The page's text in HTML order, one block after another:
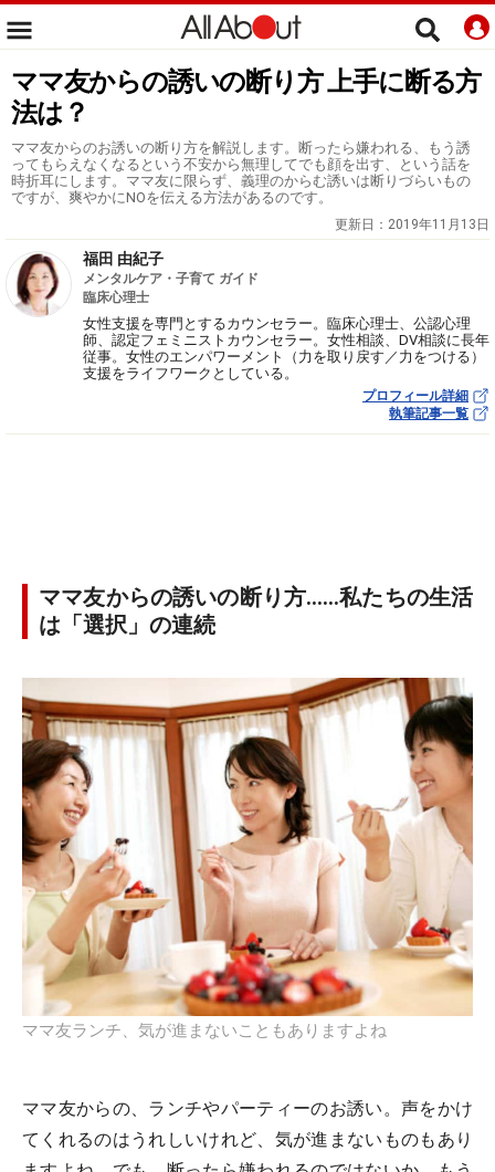
ママ友からの誘いの断り方 上手に断る方
法は？
ママ友からのお誘いの断り方を解説します。断ったら嫌われる、もう誘
ってもらえなくなるという不安から無理してでも顔を出す、という話を
時折耳にします。ママ友に限らず、義理のからむ誘いは断りづらいもの
ですが、爽やかにNOを伝える方法があるのです。
更新日： 2019年11月13日
福田 由紀子
メンタルケア・子育て ガイド
臨床心理士
女性支援を専門とするカウンセラー。臨床心理士、公認心理
師、認定フェミニストカウンセラー。女性相談、DV相談に長年
従事。女性のエンパワーメント（力を取り戻す／力をつける）
支援をライフワークとしている。
プロフィール詳細
執筆記事一覧
ママ友からの誘いの断り方……私たちの生活
は「選択」の連続
ママ友ランチ、気が進まないこともありますよね
ママ友からの、ランチやパーティーのお誘い。声をかけ
てくれるのはうれしいけれど、気が進まないものもあり